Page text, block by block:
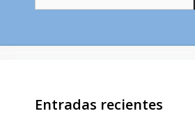
Entradas recientes